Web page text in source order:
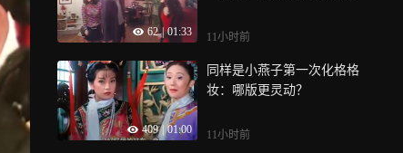
62 01:33 11小时前
409 01:00
同样是小燕子第一次化格格
妆：哪版更灵动？
11小时前